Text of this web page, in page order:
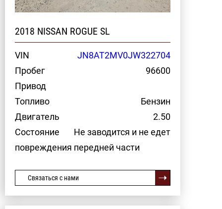
2018 NISSAN ROGUE SL
VIN
JN8AT2MV0JW322704
Пробег
96600
Привод
Топливо
Бензин
Двигатель
2.50
Состояние
Не заводится и не едет
повреждения передней части
Связаться с нами